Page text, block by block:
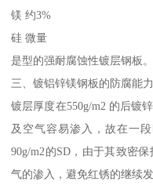
镁 约3%
硅 微量
是型的强耐腐蚀性镀层钢板。
三、镀铝锌镁钢板的防腐能
镀层厚度在550g/m2 的后镀
及空气容易渗入，故在一
90g/m2的SD，由于其致密
气的渗入，避免红锈的继续